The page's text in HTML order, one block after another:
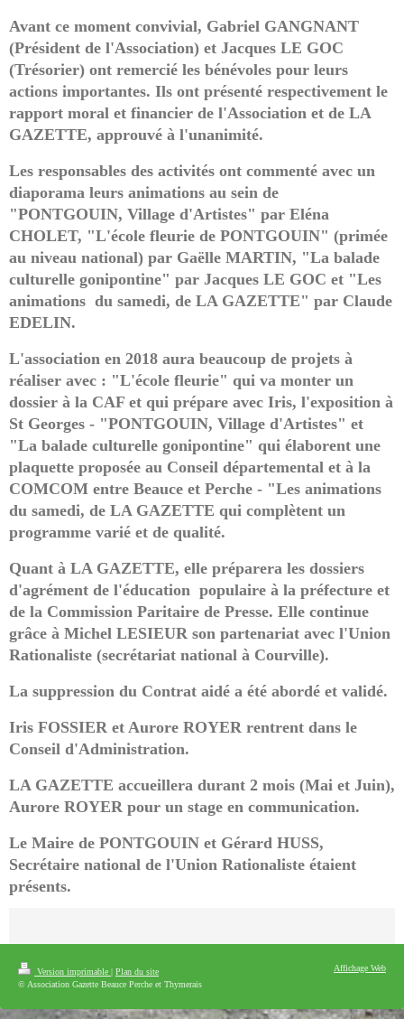
Avant ce moment convivial, Gabriel GANGNANT
(Président de l'Association) et Jacques LE GOC
(Trésorier) ont remercié les bénévoles pour leurs
actions importantes. Ils ont présenté respectivement le
rapport moral et financier de l'Association et de LA
GAZETTE, approuvé à l'unanimité.
Les responsables des activités ont commenté avec un
diaporama leurs animations au sein de
"PONTGOUIN, Village d'Artistes" par Eléna
CHOLET, "L'école fleurie de PONTGOUIN" (primée
au niveau national) par Gaëlle MARTIN, "La balade
culturelle gonipontine" par Jacques LE GOC et "Les
animations du samedi, de LA GAZETTE" par Claude
EDELIN.
L'association en 2018 aura beaucoup de projets à
réaliser avec : "L'école fleurie" qui va monter un
dossier à la CAF et qui prépare avec Iris, l'exposition à
St Georges - "PONTGOUIN, Village d'Artistes" et
"La balade culturelle gonipontine" qui élaborent une
plaquette proposée au Conseil départemental et à la
COMCOM entre Beauce et Perche - "Les animations
du samedi, de LA GAZETTE qui complètent un
programme varié et de qualité.
Quant à LA GAZETTE, elle préparera les dossiers
d'agrément de l'éducation populaire à la préfecture et
de la Commission Paritaire de Presse. Elle continue
grâce à Michel LESIEUR son partenariat avec l'Union
Rationaliste (secrétariat national à Courville).
La suppression du Contrat aidé a été abordé et validé.
Iris FOSSIER et Aurore ROYER rentrent dans le
Conseil d'Administration.
LA GAZETTE accueillera durant 2 mois (Mai et Juin),
Aurore ROYER pour un stage en communication.
Le Maire de PONTGOUIN et Gérard HUSS,
Secrétaire national de l'Union Rationaliste étaient
présents.
Version imprimable | Plan du site
© Association Gazette Beauce Perche et Thymerais
Affichage Web